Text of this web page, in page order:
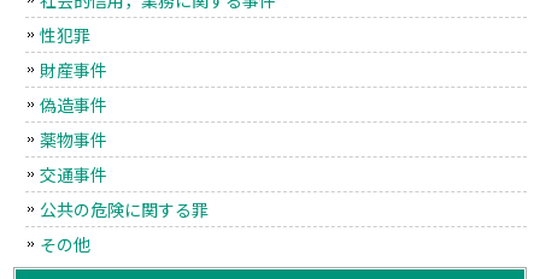
性犯罪
財産事件
偽造事件
薬物事件
交通事件
公共の危険に関する罪
その他